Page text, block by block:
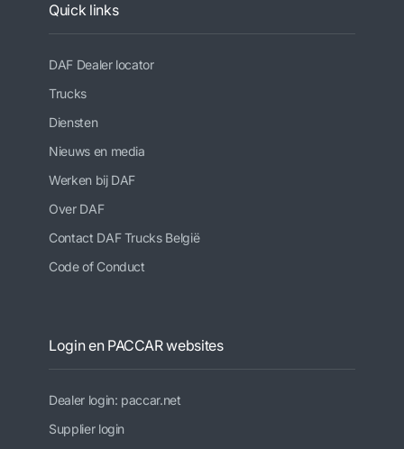
Quick links
DAF Dealer locator
Trucks
Diensten
Nieuws en media
Werken bij DAF
Over DAF
Contact DAF Trucks België
Code of Conduct
Login en PACCAR websites
Dealer login: paccar.net
Supplier login